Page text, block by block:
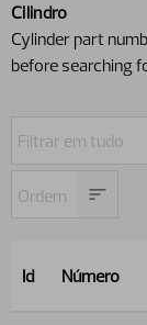
Cilindro
Cylinder part
before searching
Id Número